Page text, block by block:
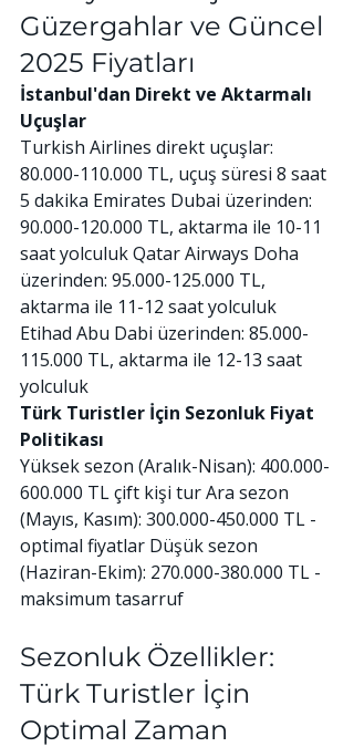
Güzergahlar ve Güncel
2025 Fiyatları
İstanbul'dan Direkt ve Aktarmalı
Uçuşlar
Turkish Airlines direkt uçuşlar:
80.000-110.000 TL, uçuş süresi 8 saat
5 dakika Emirates Dubai üzerinden:
90.000-120.000 TL, aktarma ile 10-11
saat yolculuk Qatar Airways Doha
üzerinden: 95.000-125.000 TL,
aktarma ile 11-12 saat yolculuk
Etihad Abu Dabi üzerinden: 85.000-
115.000 TL, aktarma ile 12-13 saat
yolculuk
Türk Turistler İçin Sezonluk Fiyat
Politikası
Yüksek sezon (Aralık-Nisan): 400.000-
600.000 TL çift kişi tur Ara sezon
(Mayıs, Kasım): 300.000-450.000 TL -
optimal fiyatlar Düşük sezon
(Haziran-Ekim): 270.000-380.000 TL -
maksimum tasarruf
Sezonluk Özellikler:
Türk Turistler İçin
Optimal Zaman